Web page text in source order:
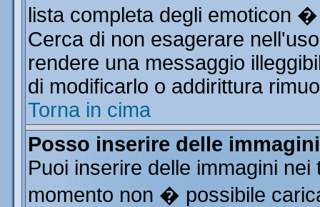
lista completa degli emoticon
Cerca di non esagerare
rendere una messaggio
di modificarlo o addirittura
Torna in cima
Posso inserire delle
Puoi inserire delle immagini
momento non � possibile